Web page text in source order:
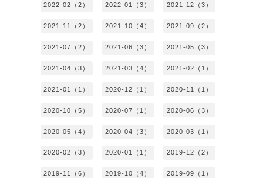
2022-02（2） 2022-01（3） 2021-12（3）
2021-11（2） 2021-10（4） 2021-09（2）
2021-07（2） 2021-06（3） 2021-05（3）
2021-04（3） 2021-03（4） 2021-02（1）
2021-01（1） 2020-12（1） 2020-11（1）
2020-10（5） 2020-07（1） 2020-06（3）
2020-05（4） 2020-04（3） 2020-03（1）
2020-02（3） 2020-01（1） 2019-12（2）
2019-11（6） 2019-10（4） 2019-09（1）